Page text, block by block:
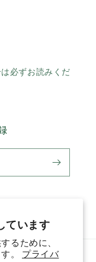
ています
るために、
。 プライバ
必ずお読みくだ